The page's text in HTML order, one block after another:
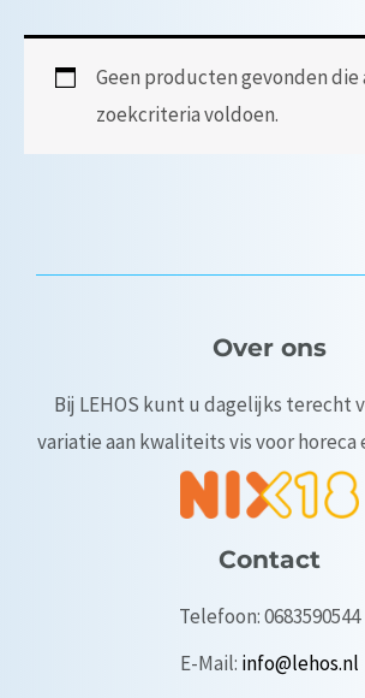
Geen producten gevonden die
zoekcriteria voldoen.
Over ons
Bij LEHOS kunt u dagelijks terecht
variatie aan kwaliteits vis voor
Contact
Telefoon: 0683590544
E-Mail: info@lehos.nl